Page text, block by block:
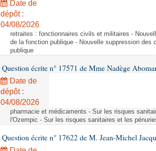
Date de
dépôt :
04/08/2026
retraites : fonctionnaires civils et militaires -
de la fonction publique - Nouvelle suppression
publique
Question écrite n° 17571 de Mme Nadège
Date de
dépôt :
04/08/2026
pharmacie et médicaments - Sur les risques
l'Ozempic - Sur les risques sanitaires et les
Question écrite n° 17622 de M. Jean-Michel